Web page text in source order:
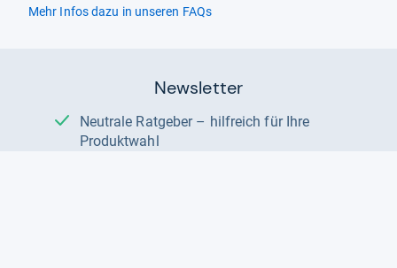
Mehr Infos dazu in unseren FAQs
Newsletter
Neutrale Ratgeber – hilfreich für Ihre
Produktwahl